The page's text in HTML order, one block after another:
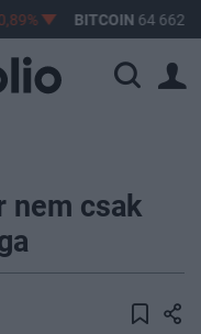
BITCOIN64 662,32
nem csak